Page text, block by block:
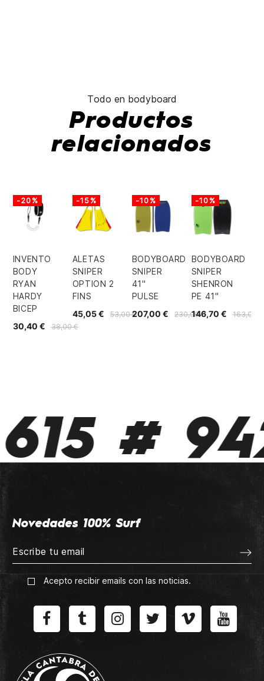
Todo en bodyboard
Productos
relacionados
INVENTO
BODY
RYAN
HARDY
BICEP
38,00 €
30,40 €
-20%
ALETAS
SNIPER
OPTION 2
FINS
53,00 €
45,05 €
-15%
BODYBOARD
SNIPER
41"
PULSE
230,00 €
207,00 €
-10%
BODYBOARD
SNIPER
SHENRON
PE 41"
163,00 €
146,70 €
-10%
#
Novedades 100% Surf
Acepto recibir emails con las noticias.